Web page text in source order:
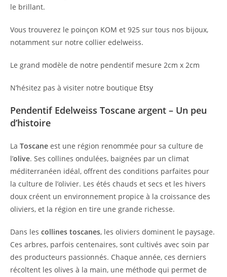
le brillant.
Vous trouverez le poinçon KOM et 925 sur tous nos bijoux,
notamment sur notre collier edelweiss.
Le grand modèle de notre pendentif mesure 2cm x 2cm
N’hésitez pas à visiter notre boutique Etsy
Pendentif Edelweiss Toscane argent – Un peu
d’histoire
La Toscane est une région renommée pour sa culture de
l’olive. Ses collines ondulées, baignées par un climat
méditerranéen idéal, offrent des conditions parfaites pour
la culture de l’olivier. Les étés chauds et secs et les hivers
doux créent un environnement propice à la croissance des
oliviers, et la région en tire une grande richesse.
Dans les collines toscanes, les oliviers dominent le paysage.
Ces arbres, parfois centenaires, sont cultivés avec soin par
des producteurs passionnés. Chaque année, ces derniers
récoltent les olives à la main, une méthode qui permet de